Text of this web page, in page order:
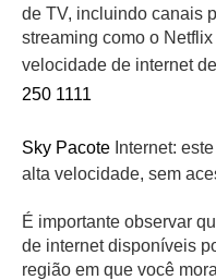
de TV, incluindo canais
streaming como o
velocidade de internet
250 1111
Sky Pacote Internet:
alta velocidade, sem
É importante observar
de internet disponíveis
região em que você